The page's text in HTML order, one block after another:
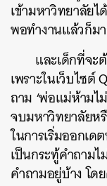
เข้ามหาวิทยาลัย
พอทำงานแล้วก็ม
และเด็กที่จะ
เพราะในเว็บไซ
ถาม ‘พ่อแม่ห้ามไ
จบมหาวิทยาลัยห
ในการเริ่มออกเด
เป็นกระทู้คำถาม
คำถามอยู่บ้าง โ